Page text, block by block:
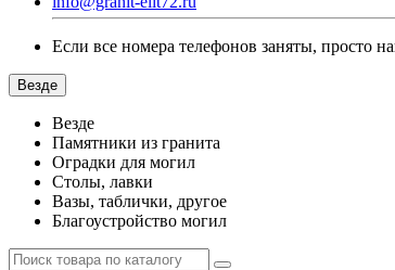
Если все номера телефонов заняты, просто
Везде
Везде
Памятники из гранита
Оградки для могил
Столы, лавки
Вазы, таблички, другое
Благоустройство могил